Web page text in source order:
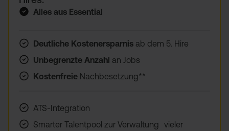
Alles aus Essential
Deutliche Kostenersparnis ab dem 5. Hire
Unbegrenzte Anzahl an Jobs
Kostenfreie Nachbesetzung**
ATS-Integration
Smarter Talentpool zur Verwaltung vieler